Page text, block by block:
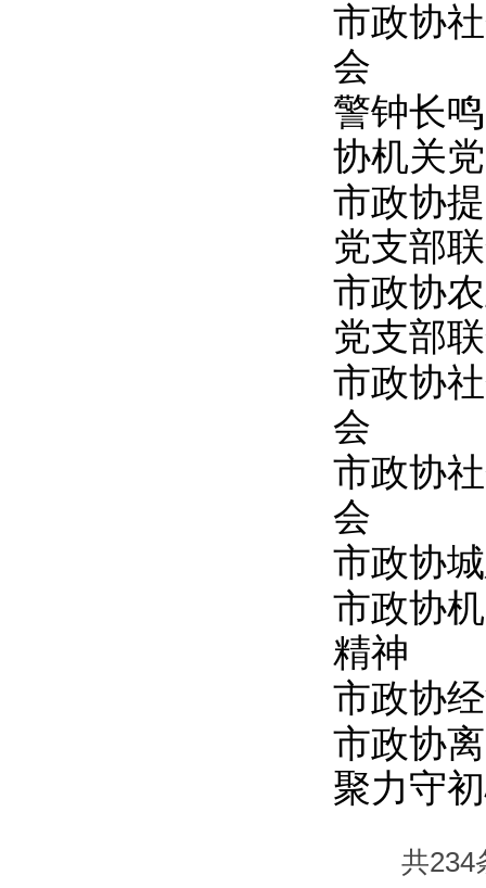
市政协
会
警钟长
协机关
市政协
党支部
市政协
党支部
市政协
会
市政协
会
市政协
市政协
精神
市政协
市政协
聚力守
共234